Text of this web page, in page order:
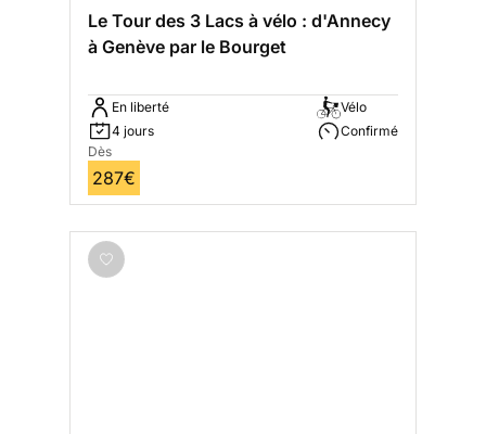
Le Tour des 3 Lacs à vélo : d'Annecy
à Genève par le Bourget
En liberté
4 jours
Vélo
Confirmé
Dès
287€